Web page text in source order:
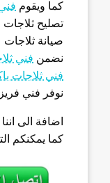
كما ويقوم
تصليح ثلاجات
صيانة
نضمن فني
فني ثلاجات
نوفر فني
كما يمكنكم